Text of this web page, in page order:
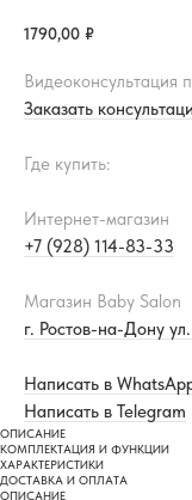
1790,00 ₽
Видеоконсультация
Заказать
Где купить:
Интернет-магазин
+7 (928) 114-83-33
Магазин Baby Salon
г. Ростов-на-Дону
Написать в
Написать в Telegram
ОПИСАНИЕ
КОМПЛЕКТАЦИЯ И ФУНКЦИИ
ХАРАКТЕРИСТИКИ
ДОСТАВКА И ОПЛАТА
ОПИСАНИЕ